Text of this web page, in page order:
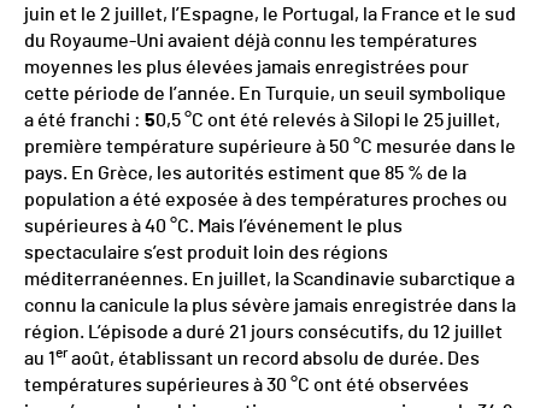
juin et le 2 juillet, l’Espagne, le Portugal, la France et le sud
du Royaume-Uni avaient déjà connu les températures
moyennes les plus élevées jamais enregistrées pour
cette période de l’année. En Turquie, un seuil symbolique
a été franchi : 50,5 °C ont été relevés à Silopi le 25 juillet,
première température supérieure à 50 °C mesurée dans le
pays. En Grèce, les autorités estiment que 85 % de la
population a été exposée à des températures proches ou
supérieures à 40 °C. Mais l’événement le plus
spectaculaire s’est produit loin des régions
méditerranéennes. En juillet, la Scandinavie subarctique a
connu la canicule la plus sévère jamais enregistrée dans la
région. L’épisode a duré 21 jours consécutifs, du 12 juillet
au 1 er août, établissant un record absolu de durée. Des
températures supérieures à 30 °C ont été observées